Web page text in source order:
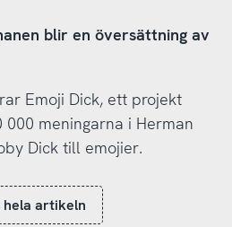
blir en översättning av
Emoji Dick, ett projekt
meningarna i Herman
Dick till emojier.
hela artikeln